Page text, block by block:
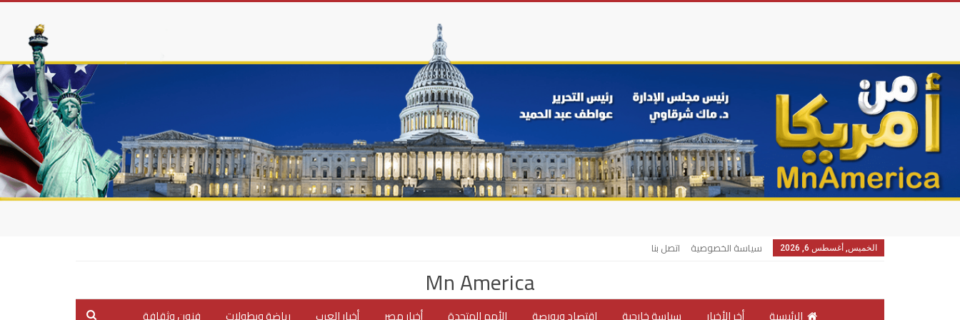
الخميس, أغسطس 6, 2026 سياسة الخصوصية اتصل بنا
Mn America